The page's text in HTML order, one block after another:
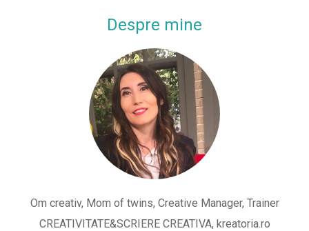
Despre mine
Om creativ, Mom of twins, Creative Manager, Trainer
CREATIVITATE&SCRIERE CREATIVA, kreatoria.ro